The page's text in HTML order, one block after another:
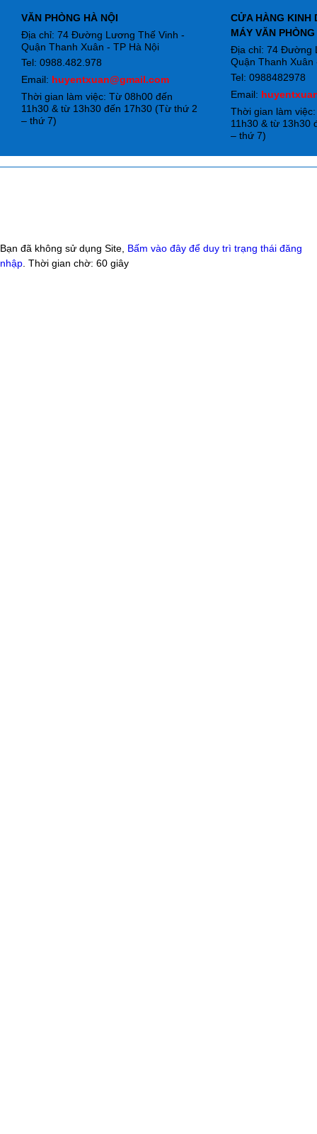
VĂN PHÒNG HÀ NỘI
Địa chỉ: 74 Đường Lương Thế Vinh -
Quận Thanh Xuân - TP Hà Nội
Tel: 0988.482.978
Email: huyentxuan@gmail.com
Thời gian làm việc: Từ 08h00 đến
11h30 & từ 13h30 đến 17h30 (Từ thứ 2
– thứ 7)
CỬA HÀNG KINH
MÁY VĂN PHÒNG
Địa chỉ: 74 Đường
Quận Thanh Xuân
Tel: 0988482978
Email:
Thời gian làm
11h30 & từ 13h30
– thứ 7)
Bạn đã không sử dụng Site, Bấm vào đây để duy trì trạng thái đăng
nhập . Thời gian chờ: 60 giây